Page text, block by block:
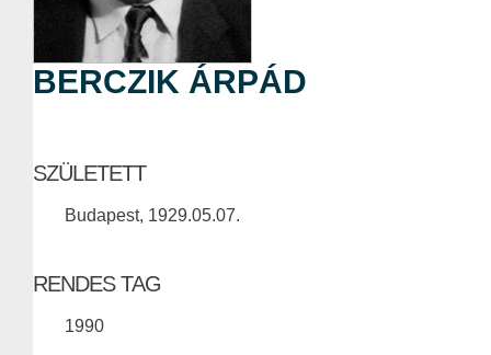
BERCZIK ÁRPÁD
SZÜLETETT
Budapest, 1929.05.07.
RENDES TAG
1990